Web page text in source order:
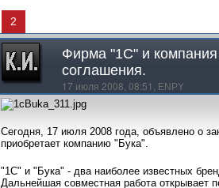
2
Фирма "1С" и
соглашения.
17 июля 2008, 08:51, ENPY
Сегодня, 17 июля 2008 года, объявлено о
приобретает компанию "Бука".
"1С" и "Бука" - два наиболее известных
Дальнейшая совместная работа открывает